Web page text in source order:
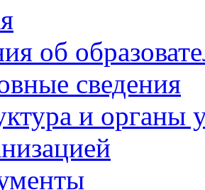
об
сведения
и органы